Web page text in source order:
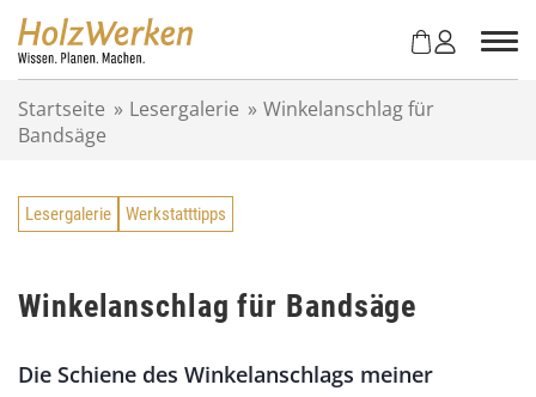
Startseite » Lesergalerie » Winkelanschlag für
Bandsäge
Lesergalerie Werkstatttipps
Winkelanschlag für Bandsäge
Die Schiene des Winkelanschlags meiner